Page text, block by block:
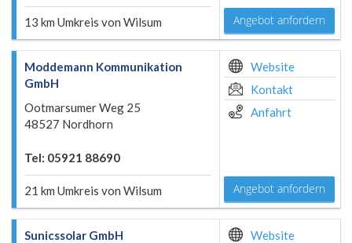
13 km Umkreis von Wilsum Angebot anfordern
Moddemann Kommunikation
GmbH
Ootmarsumer Weg 25
48527 Nordhorn
Tel: 05921 88690
21 km Umkreis von Wilsum
Website
Kontakt
Anfahrt
Angebot anfordern
Sunicssolar GmbH
Website